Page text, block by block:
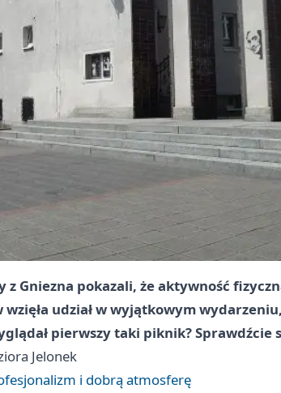
z Gniezna pokazali, że aktywność
udział w wyjątkowym
pierwszy taki piknik? Sprawdźcie
Jelonek
i dobrą atmosferę